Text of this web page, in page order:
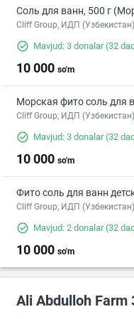
Соль для ванн, 500 г
Cliff Group, ИДП (Узбекистан)
Mavjud: 3 donalar(32
10 000 so'm
Морская фито соль для
Cliff Group, ИДП (Узбекистан)
Mavjud: 3 donalar(32
10 000 so'm
Фито соль для ванн
Cliff Group, ИДП (Узбекистан)
Mavjud: 2 donalar(32
10 000 so'm
Ali Abdulloh Farm